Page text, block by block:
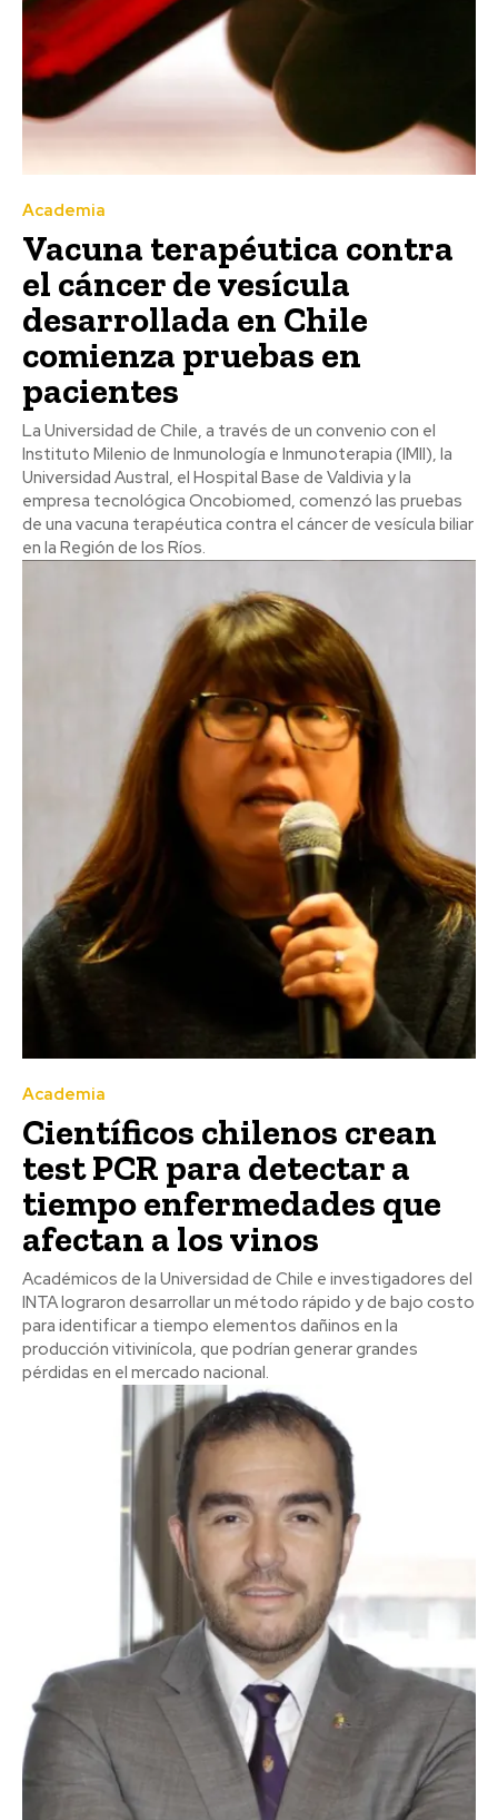
Academia
Vacuna terapéutica contra
el cáncer de vesícula
desarrollada en Chile
comienza pruebas en
pacientes
La Universidad de Chile, a través de un convenio con el
Instituto Milenio de Inmunología e Inmunoterapia (IMII), la
Universidad Austral, el Hospital Base de Valdivia y la
empresa tecnológica Oncobiomed, comenzó las pruebas
de una vacuna terapéutica contra el cáncer de vesícula biliar
en la Región de los Ríos.
Academia
Científicos chilenos crean
test PCR para detectar a
tiempo enfermedades que
afectan a los vinos
Académicos de la Universidad de Chile e investigadores del
INTA lograron desarrollar un método rápido y de bajo costo
para identificar a tiempo elementos dañinos en la
producción vitivinícola, que podrían generar grandes
pérdidas en el mercado nacional.